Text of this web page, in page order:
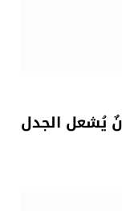
يُشعل الجدل